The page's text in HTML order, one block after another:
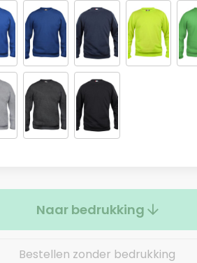
Naar bedrukking
Bestellen zonder bedrukking